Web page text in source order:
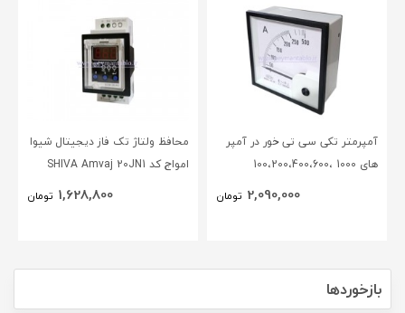
آمپرمتر تکی سی تی خور در آمپر
های 1000 ،100،200،400،600
2,090,000 تومان
محافظ ولتاژ تک فاز دیجیتال شیوا
امواج کد SHIVA Amvaj 20JN1
1,628,800 تومان
بازخوردها